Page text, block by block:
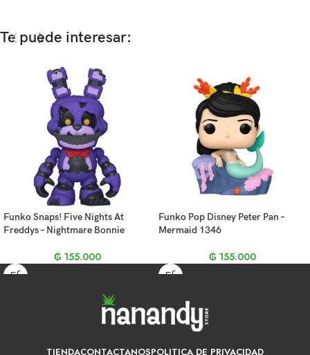
Te puede interesar:
Funko Snaps! Five Nights At
Freddys – Nightmare Bonnie
₲ 155.000
Funko Pop Disney Peter Pan –
Mermaid 1346
₲ 155.000
TIENDACONTACTANOSPOLITICA DE PRIVACIDAD